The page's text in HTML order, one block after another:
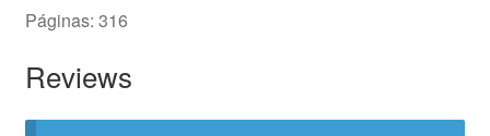
Páginas: 316
Reviews